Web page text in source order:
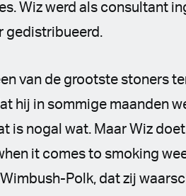
Wiz werd als consultant
gedistribueerd.
van de grootste stoners
hij in sommige maanden
is nogal wat. Maar Wiz
it comes to smoking
Polk, dat zij